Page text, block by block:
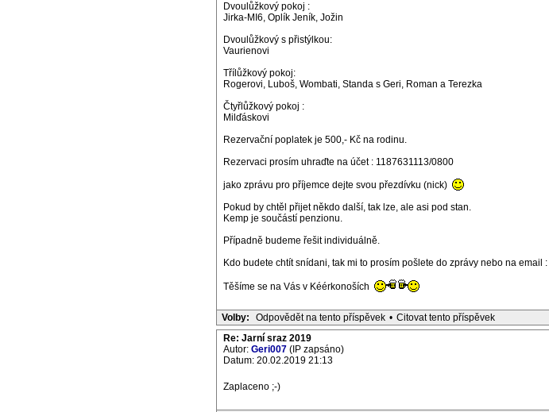
Dvoulůžkový pokoj :
Jirka-MI6, Oplík Jeník, Jožin
Dvoulůžkový s přistýlkou:
Vaurienovi
Třílůžkový pokoj:
Rogerovi, Luboš, Wombati, Standa s Geri, Roman a Terezka
Čtyřlůžkový pokoj :
Milďáskovi
Rezervační poplatek je 500,- Kč na rodinu.
Rezervaci prosím uhraďte na účet : 1187631113/0800
jako zprávu pro příjemce dejte svou přezdívku (nick)
Pokud by chtěl přijet někdo další, tak lze, ale asi pod stan.
Kemp je součástí penzionu.
Případně budeme řešit individuálně.
Kdo budete chtít snídani, tak mi to prosím pošlete do zprávy nebo na email :
Těšíme se na Vás v Kéérkonoších
Volby: Odpovědět na tento příspěvek • Citovat tento příspěvek
Re: Jarní sraz 2019
Autor: Geri007 (IP zapsáno)
Datum: 20.02.2019 21:13
Zaplaceno ;-)